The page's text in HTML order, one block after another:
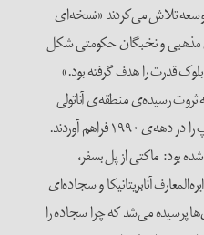
تلاش می‌کردند «نسخه‌ای
مذهبی و نخبگان حکومتی شکل
قدرت را هدف گرفته بود.»
ثروت ‌رسیده‌ی منطقه‌ی آناتولی
مرکزی، پایه و اساس اجتماعی آ.ک.پ را در دهه‌ی ‌۱۹۹۰ فراهم آوردند.
بود: ماکتی از پل بسفر،
آنابریتانیکا و سجاده‌ای
پرسیده می‌شد که چرا سجاده را